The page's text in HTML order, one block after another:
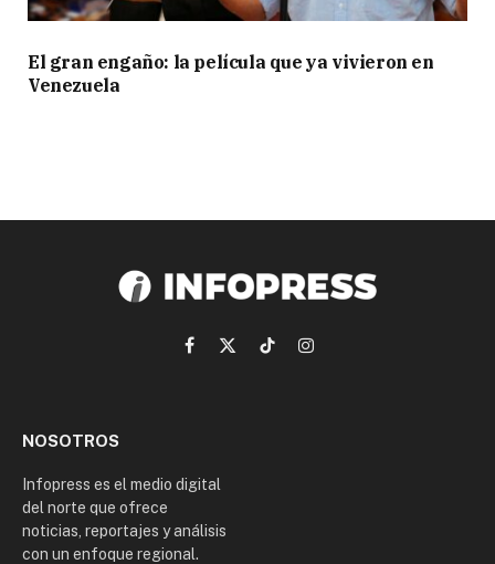
El gran engaño: la película que ya vivieron en
Venezuela
Facebook
X
TikTokInstagram
NOSOTROS
Infopress es el medio digital
del norte que ofrece
noticias, reportajes y análisis
con un enfoque regional.